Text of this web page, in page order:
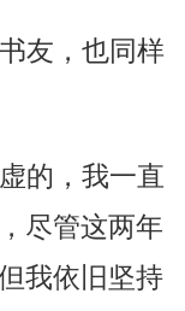
友，也同样
的，我一直
尽管这两年
我依旧坚持